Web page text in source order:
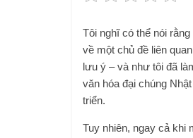
Tôi nghĩ có thể nói
về một chủ đề liên
lưu ý – và như tôi đã
văn hóa đại chúng
triển.
Tuy nhiên, ngay cả khi